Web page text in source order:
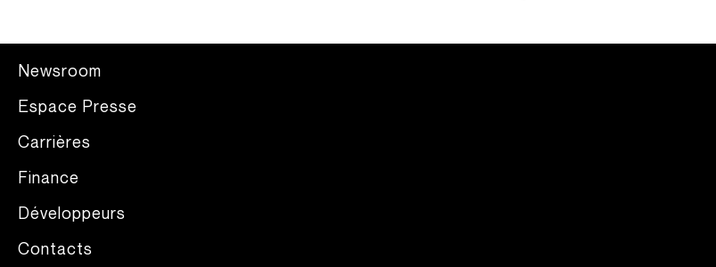
Newsroom
Espace Presse
Carrières
Finance
Développeurs
Contacts